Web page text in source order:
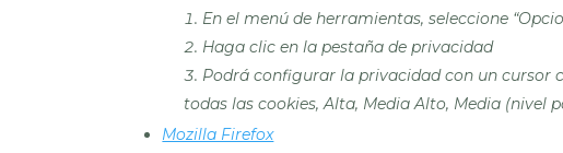
En el menú de herramientas, seleccione
Haga clic en la pestaña de privacidad
Podrá configurar la privacidad con un cursor
todas las cookies, Alta, Media Alto, Media (nivel
Mozilla Firefox